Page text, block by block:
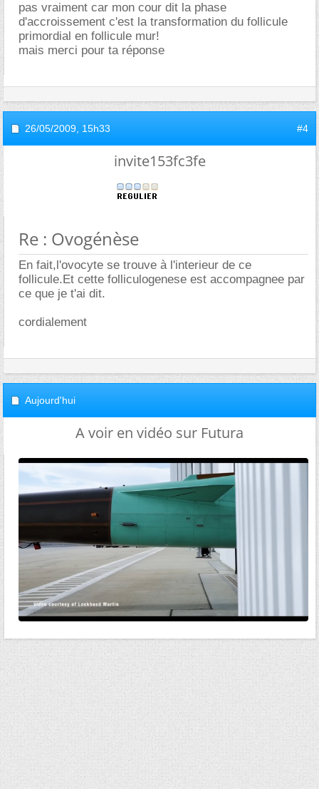
pas vraiment car mon cour dit la phase
d'accroissement c'est la transformation du follicule
primordial en follicule mur!
mais merci pour ta réponse
26/05/2009, 15h33 #4
invite153fc3fe
Re : Ovogénèse
En fait,l'ovocyte se trouve à l'interieur de ce
follicule.Et cette folliculogenese est accompagnee par
ce que je t'ai dit.
cordialement
Aujourd'hui
A voir en vidéo sur Futura